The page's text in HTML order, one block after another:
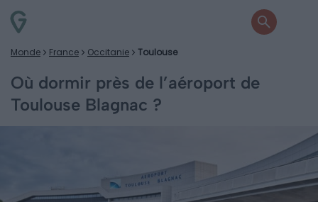
Monde France Occitanie Toulouse
Où dormir près de l’aéroport de
Toulouse Blagnac ?